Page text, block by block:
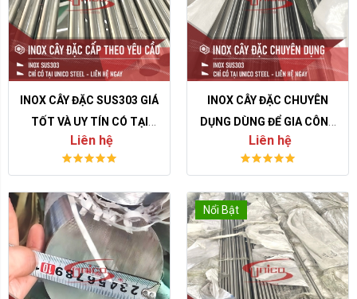
INOX CÂY ĐẶC SUS303 GIÁ
TỐT VÀ UY TÍN CÓ TẠI
UNICO STEEL
Liên hệ
INOX CÂY ĐẶC CHUYÊN
DỤNG DÙNG ĐỂ GIA CÔNG
CƠ KHÍ
Liên hệ
Nổi Bật